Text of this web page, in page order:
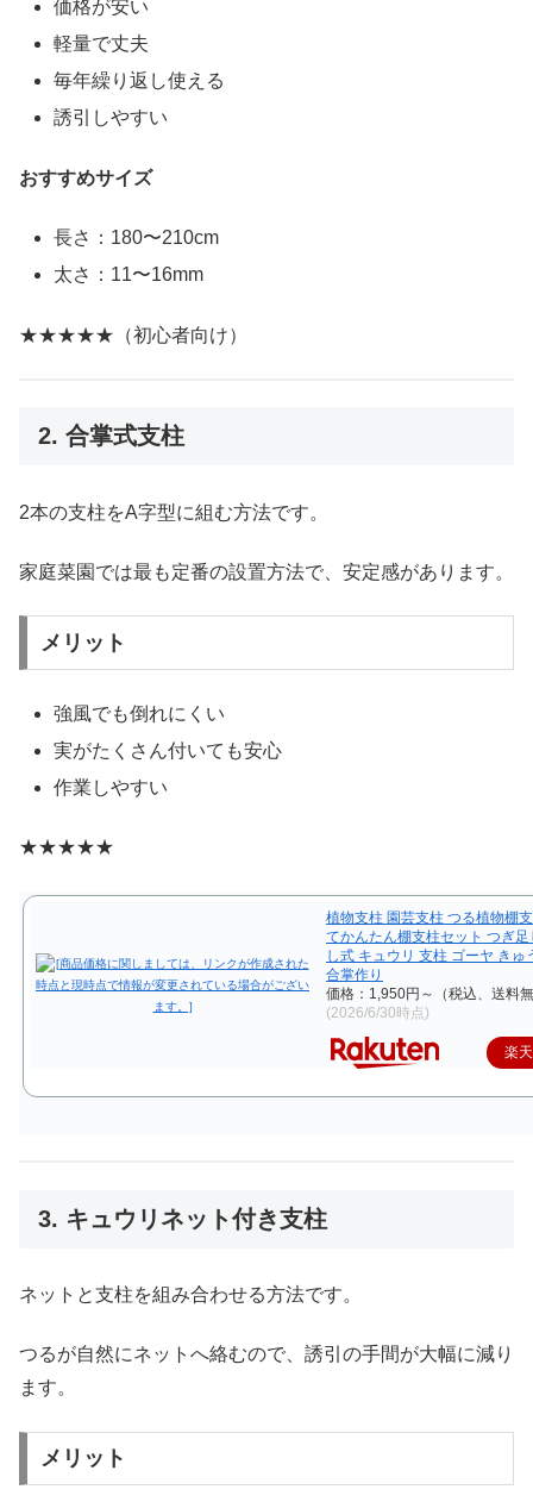
価格が安い
軽量で丈夫
毎年繰り返し使える
誘引しやすい
おすすめサイズ
長さ：180〜210cm
太さ：11〜16mm
★★★★★（初心者向け）
2. 合掌式支柱
2本の支柱をA字型に組む方法です。
家庭菜園では最も定番の設置方法で、安定感があります。
メリット
強風でも倒れにくい
実がたくさん付いても安心
作業しやすい
★★★★★
植物支柱 園芸支柱 つる植物棚
てかんたん棚支柱セット つぎ足
し式 キュウリ 支柱 ゴーヤ きゅ
合掌作り
価格：1,950円～（税込、送料
(2026/6/30時点)
楽
3. キュウリネット付き支柱
ネットと支柱を組み合わせる方法です。
つるが自然にネットへ絡むので、誘引の手間が大幅に減り
ます。
メリット